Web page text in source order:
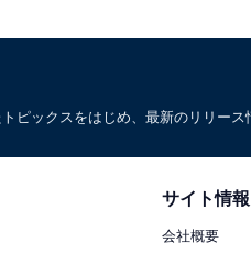
ピックスをはじめ、最新のリリー
サイト情報
会社概要